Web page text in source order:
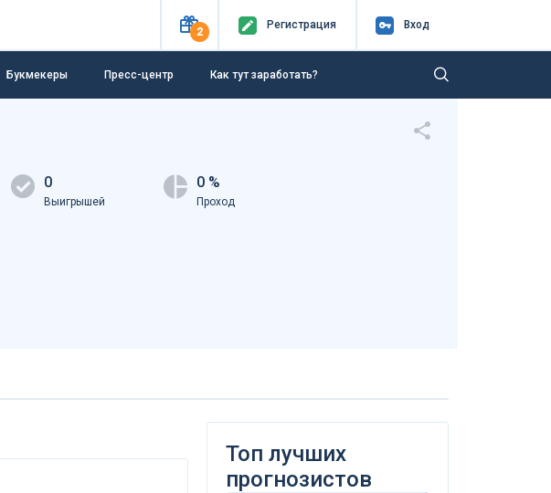
2
Регистрация Вход
Букмекеры Пресс-центр Как тут заработать?
0
Выигрышей
0 %
Проход
Топ лучших
прогнозистов